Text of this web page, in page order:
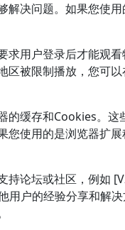
决问题。如果您使
求用户登录后才能观
被限制播放，您可
缓存和Cookies。这
使用的是浏览器扩
持论坛或社区，例如
户的经验分享和解